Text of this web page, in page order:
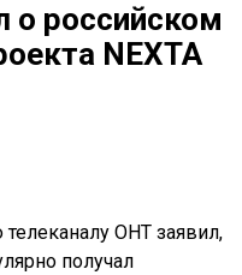
о российском
NEXTA
ОНТ заявил,
получал